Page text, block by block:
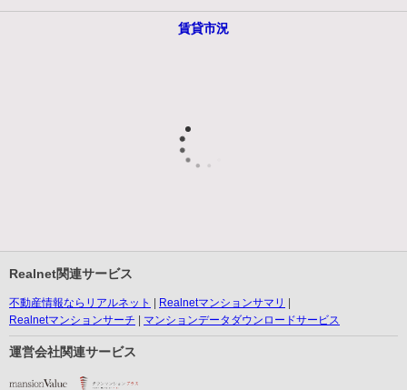
賃貸市況
Realnet関連サービス
不動産情報ならリアルネット
Realnetマンションサマリ
Realnetマンションサーチ
マンションデータダウンロードサービス
運営会社関連サービス